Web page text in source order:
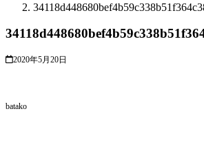
2020年5月20日
batako